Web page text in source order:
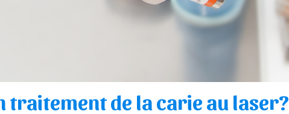
traitement de la carie au laser?